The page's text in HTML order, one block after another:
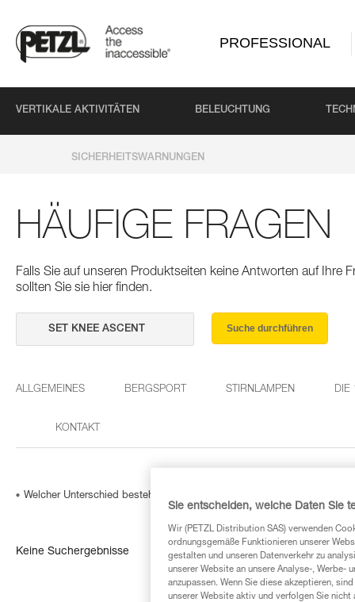
PROFESSIONAL
VERTIKALE AKTIVITÄTEN BELEUCHTUNG
SICHERHEITSWARNUNGEN
HÄUFIGE FRAGEN
Falls Sie auf unseren Produktseiten keine Antworten auf Ihre
sollten Sie sie hier finden.
Suche durchführen
ALLGEMEINES BERGSPORT STIRNLAMPEN DIE
KONTAKT
Welcher Unterschied besteht zwischen der linken und der rechten
Keine Suchergebnisse
Sie entscheiden, welche Daten Sie
Wir (PETZL Distribution SAS) verwenden
ordnungsgemäße Funktionieren unserer
gestalten und unseren Datenverkehr zu
unserer Website an unsere Analyse-, Werbe-
anzupassen. Wenn Sie diese akzeptieren,
unserer Website aktiv und verfolgen Sie